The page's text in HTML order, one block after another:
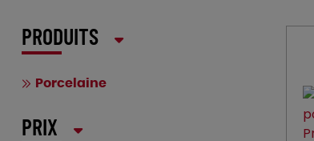
PRODUITS
Porcelaine
PRIX